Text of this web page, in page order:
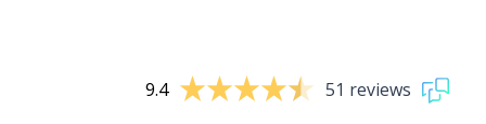
9.4 51 reviews